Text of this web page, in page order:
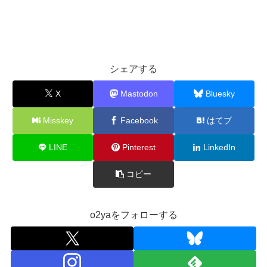
シェアする
X Mastodon Bluesky
Misskey Facebook はてブ
LINE Pinterest LinkedIn
コピー
o2yaをフォローする